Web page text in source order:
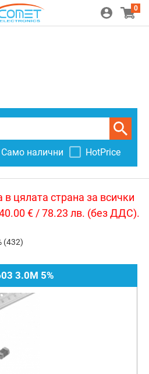
0
Само налични HotPrice
в цялата страна за всички
€ / 78.23 лв. (без ДДС).
(432)
3.0M 5%